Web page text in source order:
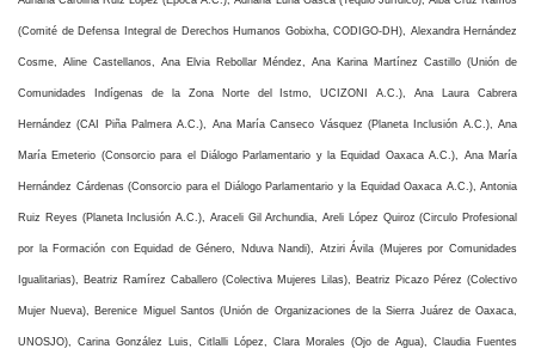
(Comité de Defensa Integral de Derechos Humanos Gobixha, CODIGO-DH), Alexandra Hernández
Cosme, Aline Castellanos, Ana Elvia Rebollar Méndez, Ana Karina Martínez Castillo (Unión de
Comunidades Indígenas de la Zona Norte del Istmo, UCIZONI A.C.),Ana Laura Cabrera
Hernández(CAI Piña Palmera A.C.), Ana María Canseco Vásquez (Planeta Inclusión A.C.), Ana
María Emeterio (Consorcio para el Diálogo Parlamentario y la Equidad Oaxaca A.C.), Ana María
Hernández Cárdenas (Consorcio para el Diálogo Parlamentario y la Equidad Oaxaca A.C.), Antonia
Ruiz Reyes (Planeta Inclusión A.C.), Araceli Gil Archundia, Areli López Quiroz (Circulo Profesional
por la Formación con Equidad de Género, Nduva Nandi), Atziri Ávila (Mujeres por Comunidades
Igualitarias), Beatriz Ramírez Caballero (Colectiva Mujeres Lilas), Beatriz Picazo Pérez (Colectivo
Mujer Nueva), Berenice Miguel Santos (Unión de Organizaciones de la Sierra Juárez de Oaxaca,
UNOSJO), Carina González Luis, Citlalli López, Clara Morales (Ojo de Agua), Claudia Fuentes